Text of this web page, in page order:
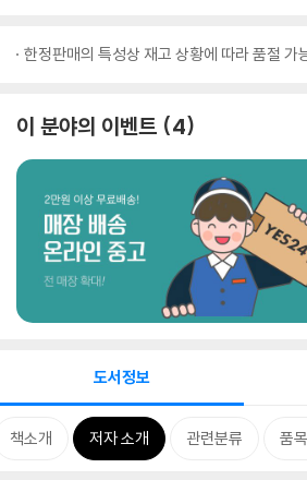
한정판매의 특성상 재고 상황에 따라 품절 가
이 분야의 이벤트 4
도서정보
책소개 저자 소개 관련분류 품